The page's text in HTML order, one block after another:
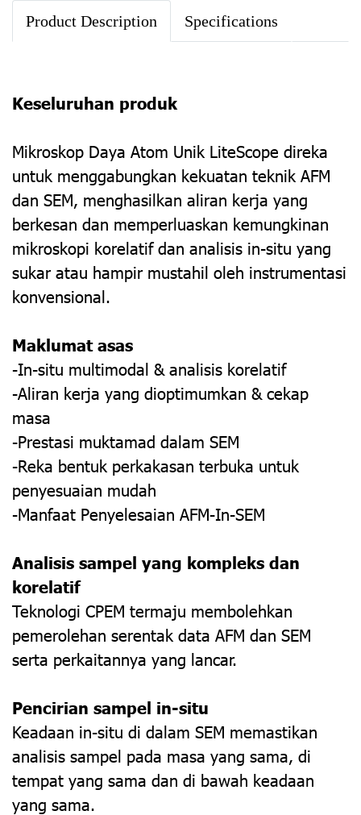
Product Description Specifications
Keseluruhan produk
Mikroskop Daya Atom Unik LiteScope direka
untuk menggabungkan kekuatan teknik AFM
dan SEM, menghasilkan aliran kerja yang
berkesan dan memperluaskan kemungkinan
mikroskopi korelatif dan analisis in-situ yang
sukar atau hampir mustahil oleh instrumentasi
konvensional.
Maklumat asas
-In-situ multimodal & analisis korelatif
-Aliran kerja yang dioptimumkan & cekap
masa
-Prestasi muktamad dalam SEM
-Reka bentuk perkakasan terbuka untuk
penyesuaian mudah
-Manfaat Penyelesaian AFM-In-SEM
Analisis sampel yang kompleks dan
korelatif
Teknologi CPEM termaju membolehkan
pemerolehan serentak data AFM dan SEM
serta perkaitannya yang lancar.
Pencirian sampel in-situ
Keadaan in-situ di dalam SEM memastikan
analisis sampel pada masa yang sama, di
tempat yang sama dan di bawah keadaan
yang sama.